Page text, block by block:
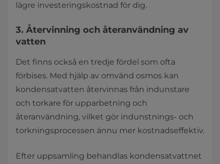
lägre investeringskostnad för dig.
3. Återvinning och återanvändning av
vatten
Det finns också en tredje fördel som ofta
förbises. Med hjälp av omvänd osmos kan
kondensatvatten återvinnas från indunstare
och torkare för upparbetning och
återanvändning, vilket gör indunstnings- och
torkningsprocessen ännu mer kostnadseffektiv.
Efter uppsamling behandlas kondensatvattnet